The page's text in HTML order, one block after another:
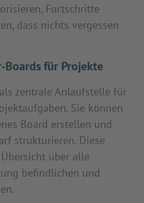
Fortschritte
dass nichts vergessen
für Projekte
zentrale Anlaufstelle für
Sie können
Board erstellen und
strukturieren. Diese
über alle
befindlichen und